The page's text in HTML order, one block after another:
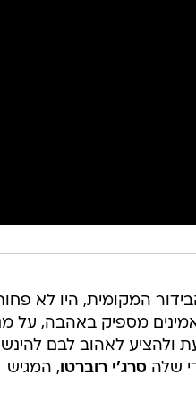
המקומית, היו לא
מספיק באהבה, על
ולהציע לאהוב לבם
שלה סרג'י רוברטו, המגיש